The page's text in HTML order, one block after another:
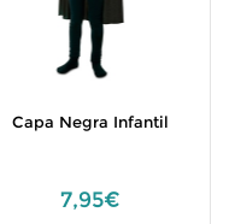
Capa Negra Infantil
7,95€